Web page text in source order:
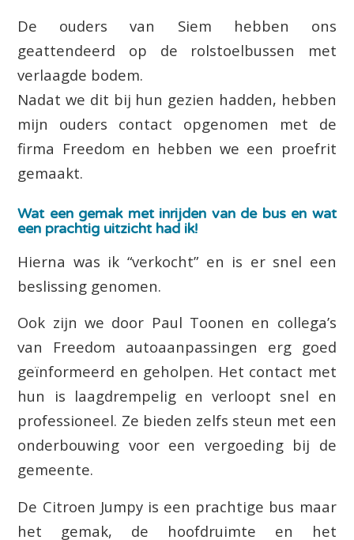
De ouders van Siem hebben ons
geattendeerd op de rolstoelbussen met
verlaagde bodem.
Nadat we dit bij hun gezien hadden, hebben
mijn ouders contact opgenomen met de
firma Freedom en hebben we een proefrit
gemaakt.
Wat een gemak met inrijden van de bus en wat
een prachtig uitzicht had ik!
Hierna was ik “verkocht” en is er snel een
beslissing genomen.
Ook zijn we door Paul Toonen en collega’s
van Freedom autoaanpassingen erg goed
geïnformeerd en geholpen. Het contact met
hun is laagdrempelig en verloopt snel en
professioneel. Ze bieden zelfs steun met een
onderbouwing voor een vergoeding bij de
gemeente.
De Citroen Jumpy is een prachtige bus maar
het gemak, de hoofdruimte en het